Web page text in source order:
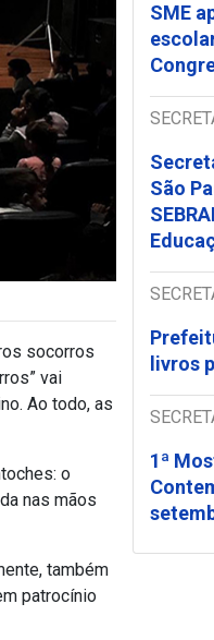
socorros
vai
Ao todo, as
o
nas mãos
também
patrocínio
SME
São
livros
1ª